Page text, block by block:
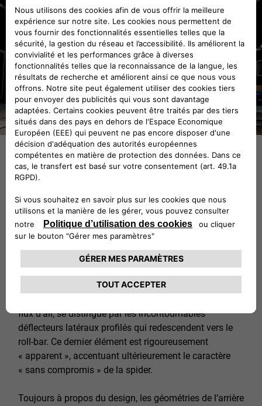
On retrouve dans la nouvelle Abarth Classiche 1000
SP des lignes et des éléments esthétiques qui
caractérisaient sa « progénitrice ». Le corps sinueux de
la voiture, avec des ailes aux surfaces douces pour
la spider à moteur central. Levitrage
flux d’air, se distingue par les incontournables
déflecteurs latéraux profilés qui redescendent vers le
roll-bar. Ce dernier élément est rigoureusement
« apparent », accentuant ultérieurement le caractère
« sans compromis » de la spider.
Toujours à propos du design, les géométries de l’arrière